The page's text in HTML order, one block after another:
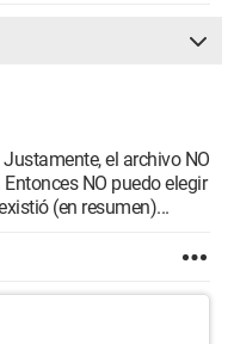
el archivo NO
NO puedo elegir
(en resumen)...